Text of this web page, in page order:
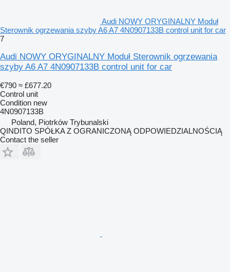
Audi NOWY ORYGINALNY Moduł
Sterownik ogrzewania szyby A6 A7 4N0907133B control unit for car
7
Audi NOWY ORYGINALNY Moduł Sterownik ogrzewania
szyby A6 A7 4N0907133B control unit for car
€790 ≈ £677.20
Control unit
Condition new
4N0907133B
Poland, Piotrków Trybunalski
QINDITO SPÓŁKA Z OGRANICZONĄ ODPOWIEDZIALNOŚCIĄ
Contact the seller